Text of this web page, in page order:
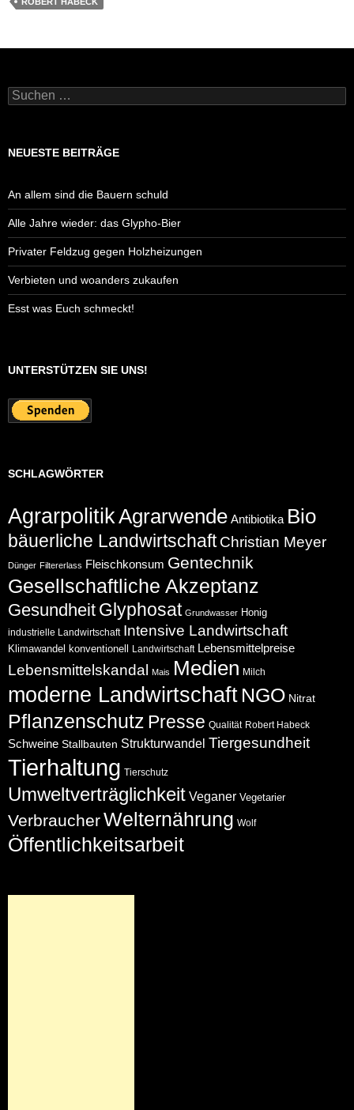
o
k
p
g
n
Suchen
nach:
NEUESTE BEITRÄGE
An allem sind die Bauern schuld
Alle Jahre wieder: das Glypho-Bier
Privater Feldzug gegen Holzheizungen
Verbieten und woanders zukaufen
Esst was Euch schmeckt!
UNTERSTÜTZEN SIE UNS!
SCHLAGWÖRTER
AgrarpolitikAgrarwende Antibiotika Bio
bäuerliche Landwirtschaft Christian Meyer
Dünger Filtererlass Fleischkonsum Gentechnik
Gesellschaftliche Akzeptanz
Gesundheit Glyphosat Grundwasser Honig
industrielle Landwirtschaft Intensive Landwirtschaft
Klimawandel konventionell Landwirtschaft Lebensmittelpreise
Lebensmittelskandal Mais Medien Milch
moderne Landwirtschaft NGO Nitrat
Pflanzenschutz Presse Qualität Robert Habeck
Schweine Stallbauten Strukturwandel Tiergesundheit
Tierhaltung Tierschutz
Umweltverträglichkeit Veganer Vegetarier
VerbraucherWelternährung Wolf
Öffentlichkeitsarbeit